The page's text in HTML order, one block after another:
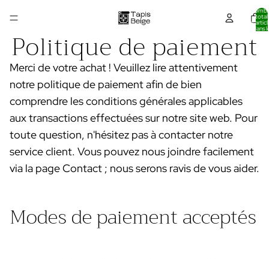
total
dans
Politique de paiement
Merci de votre achat ! Veuillez lire attentivement
notre politique de paiement afin de bien
comprendre les conditions générales applicables
aux transactions effectuées sur notre site web. Pour
toute question, n'hésitez pas à contacter notre
service client. Vous pouvez nous joindre facilement
via la page Contact ; nous serons ravis de vous aider.
Modes de paiement acceptés